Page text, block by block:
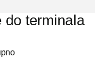
do terminala